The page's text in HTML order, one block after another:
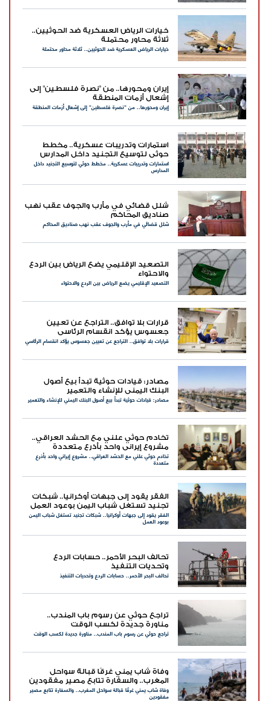
خيارات الرياض العسكرية ضد الحوثيين..
ثلاثة محاور محتملة
خيارات الرياض العسكرية ضد الحوثيين.. ثلاثة محاور محتملة
إيران ومحورها.. من "نصرة فلسطين" إلى
إشعال أزمات المنطقة
إيران ومحورها.. من "نصرة فلسطين" إلى إشعال أزمات المنطقة
استمارات وتدريبات عسكرية.. مخطط
حوثي لتوسيع التجنيد داخل المدارس
استمارات وتدريبات عسكرية.. مخطط حوثي لتوسيع التجنيد داخل
المدارس
شلل قضائي في مأرب والجوف عقب نهب
صناديق المحاكم
شلل قضائي في مأرب والجوف عقب نهب صناديق المحاكم
التصعيد الإقليمي يضع الرياض بين الردع
والاحتواء
التصعيد الإقليمي يضع الرياض بين الردع والاحتواء
قرارات بلا توافق.. التراجع عن تعيين
جعسوس يؤكد انقسام الرئاسي
قرارات بلا توافق.. التراجع عن تعيين جعسوس يؤكد انقسام الرئاسي
مصادر: قيادات حوثية تبدأ بيع أصول
البنك اليمني للإنشاء والتعمير
مصادر: قيادات حوثية تبدأ بيع أصول البنك اليمني للإنشاء والتعمير
تخادم حوثي علني مع الحشد العراقي..
مشروع إيراني واحد بأذرع متعددة
تخادم حوثي علني مع الحشد العراقي.. مشروع إيراني واحد بأذرع
متعددة
الفقر يقود إلى جبهات أوكرانيا.. شبكات
تجنيد تستغل شباب اليمن بوعود العمل
الفقر يقود إلى جبهات أوكرانيا.. شبكات تجنيد تستغل شباب اليمن
بوعود العمل
تحالف البحر الأحمر.. حسابات الردع
وتحديات التنفيذ
تحالف البحر الأحمر.. حسابات الردع وتحديات التنفيذ
تراجع حوثي عن رسوم باب المندب..
مناورة جديدة لكسب الوقت
تراجع حوثي عن رسوم باب المندب.. مناورة جديدة لكسب الوقت
وفاة شاب يمني غرقًا قبالة سواحل
المغرب.. والسفارة تتابع مصير مفقودين
وفاة شاب يمني غرقًا قبالة سواحل المغرب.. والسفارة تتابع مصير
مفقودين